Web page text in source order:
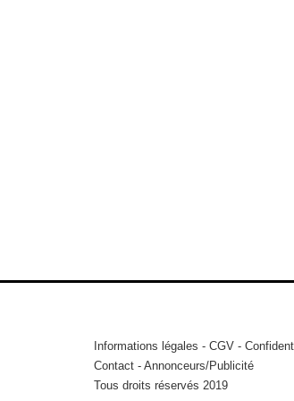
Informations légales - CGV -
Contact - Annonceurs/Publicité
Tous droits réservés 2019